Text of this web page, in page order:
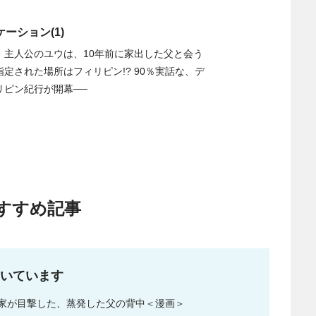
ーション(1)
人公のユウは、10年前に家出した父と会う
定された場所はフィリピン!? 90％実話な、デ
ピン紀行が開幕──
すめ記事
ています
目撃した、蒸発した父の背中＜漫画＞